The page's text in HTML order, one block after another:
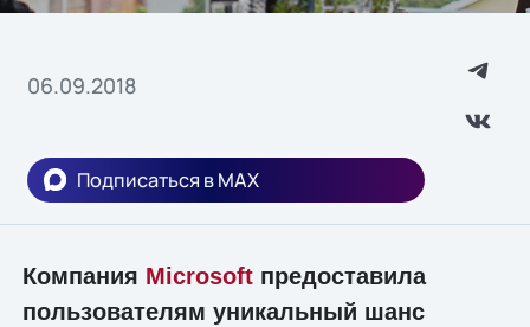
06.09.2018
Подписаться в MAX
Компания Microsoftпредоставила
пользователям уникальный шанс